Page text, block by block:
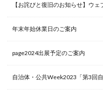
【お詫びと復旧のお知らせ】ウ
年末年始休業日のご案内
page2024出展予定のご案内
自治体・公共Week2023「第3回